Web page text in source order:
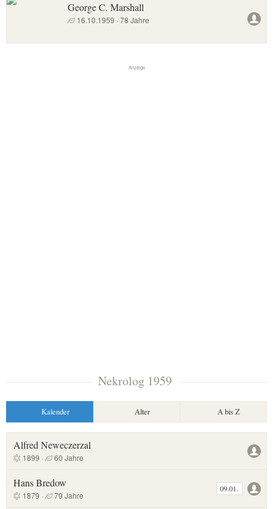
George C. Marshall
16.10.1959 · 78 Jahre
Nekrolog 1959
Kalender Alter A bis Z
Alfred Neweczerzal
1899 · 60 Jahre
Hans Bredow
1879 · 79 Jahre
09.01.